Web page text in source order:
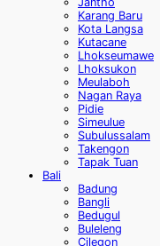
Karang Baru
Kota Langsa
Kutacane
Lhokseumawe
Lhoksukon
Meulaboh
Nagan Raya
Pidie
Simeulue
Subulussalam
Takengon
Tapak Tuan
Bali
Badung
Bangli
Bedugul
Buleleng
Cilegon